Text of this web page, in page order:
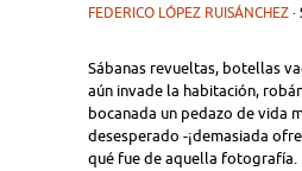
FEDERICO LÓPEZ RUISÁNCHEZ
Sábanas revueltas, botellas
aún invade la habitación,
bocanada un pedazo de vida
desesperado -¡demasiada
qué fue de aquella fotografía.